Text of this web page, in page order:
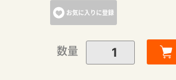
お気に入りに登録
数量